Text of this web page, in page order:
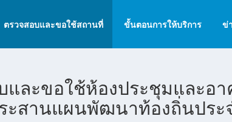
ตรวจสอบและขอใช้สถานที่ ขั้นตอนการให้บริการ ข่
และขอใช้ห้องประชุมและอ
ะสานแผนพัฒนาท้องถิ่นประ